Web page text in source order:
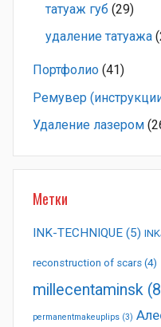
татуаж губ (29)
удаление татуажа
Портфолио (41)
Ремувер
Удаление лазером
Метки
INK-TECHNIQUE (5)
reconstruction of scars (4)
millecentaminsk
permanentmakeuplips (3)